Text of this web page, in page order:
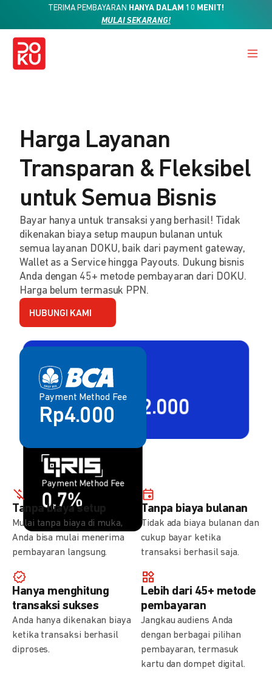
TERIMA PEMBAYARAN HANYA DALAM 10 MENIT!
MULAI SEKARANG!
Harga Layanan
Transparan & Fleksibel
untuk Semua Bisnis
Bayar hanya untuk transaksi yang berhasil! Tidak
dikenakan biaya setup maupun bulanan untuk
semua layanan DOKU, baik dari payment gateway,
Wallet as a Service hingga Payouts. Dukung bisnis
Anda dengan 45+ metode pembayaran dari DOKU.
Harga belum termasuk PPN.
HUBUNGI KAMI
Payment Method Fee
Rp4.000
Payment Method Fee
2,80% + Rp2.000
Payment Method Fee
0,7%
Payment Method Fee
1,5%
Tanpa biaya setup
Mulai tanpa biaya di muka,
Anda bisa mulai menerima
pembayaran langsung.
Tanpa biaya bulanan
Tidak ada biaya bulanan dan
cukup bayar ketika
transaksi berhasil saja.
Hanya menghitung
transaksi sukses
Anda hanya dikenakan biaya
ketika transaksi berhasil
diproses.
Lebih dari 45+ metode
pembayaran
Jangkau audiens Anda
dengan berbagai pilihan
pembayaran, termasuk
kartu dan dompet digital.